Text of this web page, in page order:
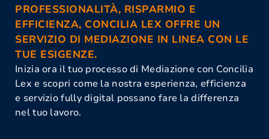
PROFESSIONALITÀ, RISPARMIO E
EFFICIENZA, CONCILIA LEX OFFRE UN
SERVIZIO DI MEDIAZIONE IN LINEA CON LE
TUE ESIGENZE.
Inizia ora il tuo processo di Mediazione con Concilia
Lex e scopri come la nostra esperienza, efficienza
e servizio fully digital possano fare la differenza
nel tuo lavoro.